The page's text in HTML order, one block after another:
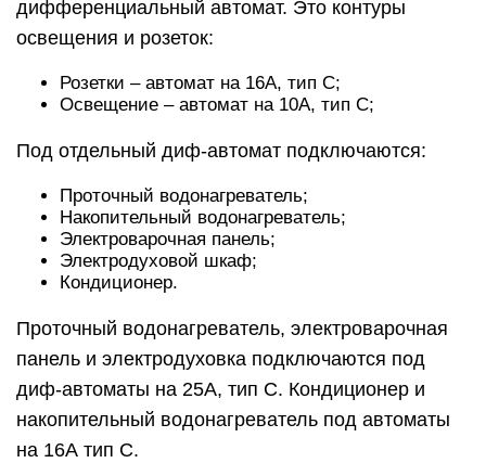
дифференциальный автомат. Это контуры
освещения и розеток:
Розетки – автомат на 16А, тип С;
Освещение – автомат на 10А, тип С;
Под отдельный диф-автомат подключаются:
Проточный водонагреватель;
Накопительный водонагреватель;
Электроварочная панель;
Электродуховой шкаф;
Кондиционер.
Проточный водонагреватель, электроварочная
панель и электродуховка подключаются под
диф-автоматы на 25А, тип С. Кондиционер и
накопительный водонагреватель под автоматы
на 16А тип С.